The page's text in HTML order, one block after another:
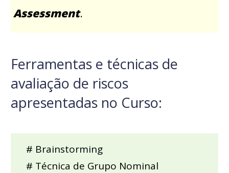
Assessment.
Ferramentas e técnicas de
avaliação de riscos
apresentadas no Curso:
# Brainstorming
# Técnica de Grupo Nominal